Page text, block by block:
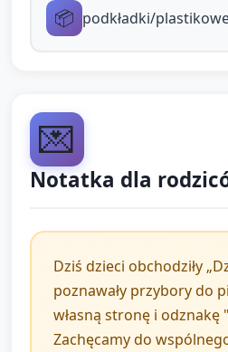
sznureczka lub
imię (opiekun
Po zrobieniu
przypiąć ją sobie
pomaga przewlec
📦 podkładki/
💌
Notatka dla
Dziś dzieci obchodziły
poznawały przybory do
własną stronę i odznakę
Zachęcamy do